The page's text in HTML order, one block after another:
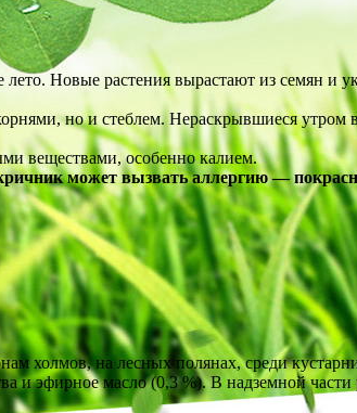
лето. Новые растения вырастают из семян и
но и стеблем. Нераскрывшиеся
веществами, особенно калием.
может вызвать аллергию —
холмов, на лесных полянах, среди
и эфирное масло (0,3 %). В надземной части